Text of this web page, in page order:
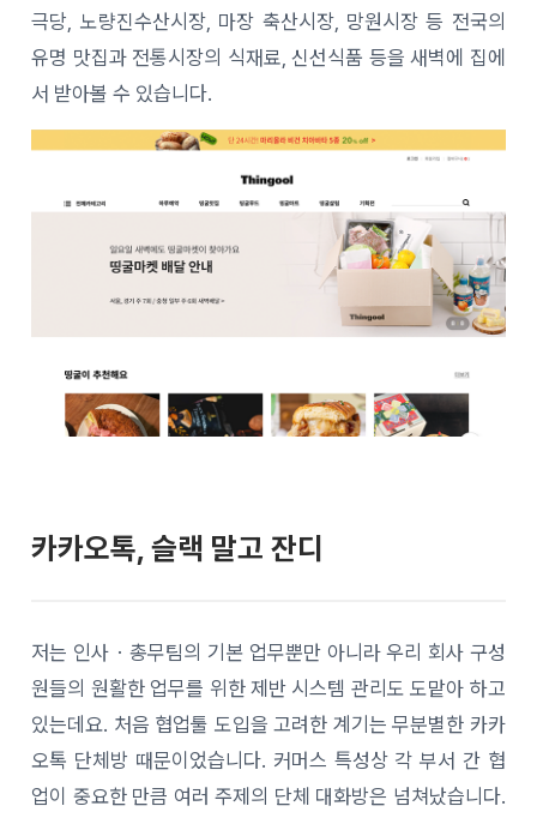
극당, 노량진수산시장, 마장 축산시장, 망원시장 등 전국의
유명 맛집과 전통시장의 식재료, 신선식품 등을 새벽에 집에
서 받아볼 수 있습니다.
카카오톡, 슬랙 말고 잔디
저는 인사・총무팀의 기본 업무뿐만 아니라 우리 회사 구성
원들의 원활한 업무를 위한 제반 시스템 관리도 도맡아 하고
있는데요. 처음 협업툴 도입을 고려한 계기는 무분별한 카카
오톡 단체방 때문이었습니다. 커머스 특성상 각 부서 간 협
업이 중요한 만큼 여러 주제의 단체 대화방은 넘쳐났습니다.